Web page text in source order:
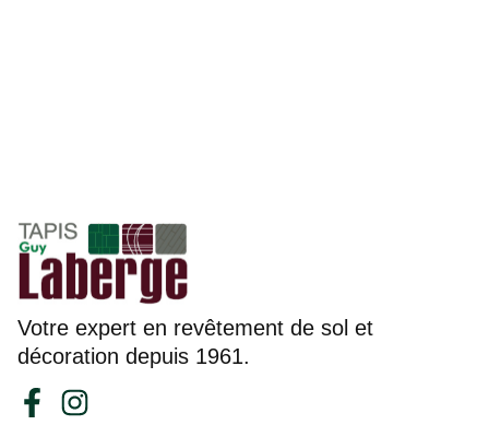
Votre expert en revêtement de sol et
décoration depuis 1961.